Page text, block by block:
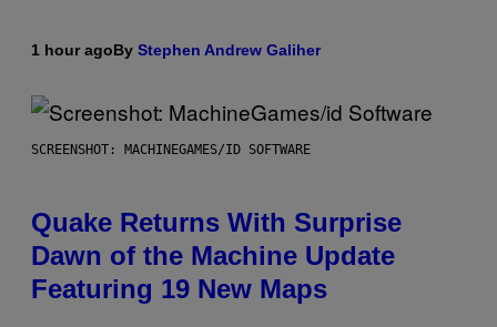
1 hour agoBy Stephen Andrew Galiher
SCREENSHOT: MACHINEGAMES/ID SOFTWARE
Quake Returns With Surprise
Dawn of the Machine Update
Featuring 19 New Maps